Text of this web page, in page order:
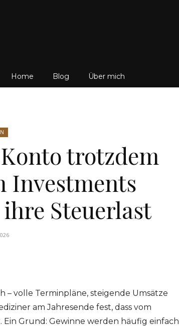
Home Blog Über mich
trotzdem
Investments
Steuerlast
volle Terminpläne, steigende Umsätze
am Jahresende fest, dass vom
Grund: Gewinne werden häufig einfach